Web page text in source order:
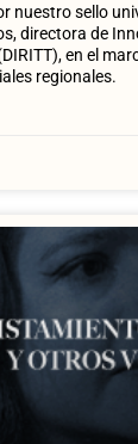
nuestro sello
directora de
en el
regionales.